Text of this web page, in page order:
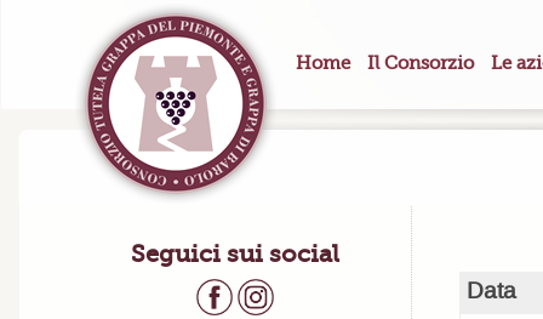
Home Il Consorzio Le
Seguici sui social
Data